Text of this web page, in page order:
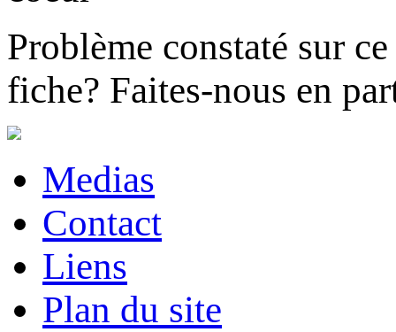
Problème constaté sur
fiche? Faites-nous en
Medias
Contact
Liens
Plan du site